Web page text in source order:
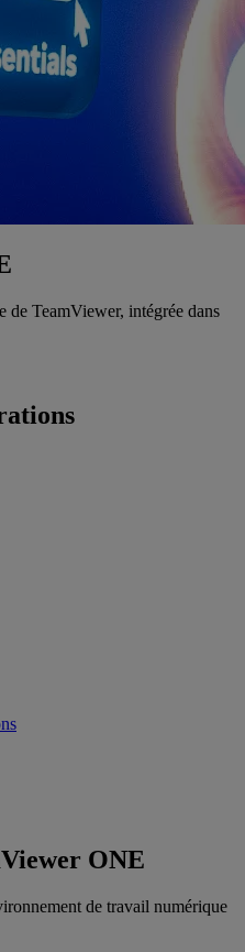
de TeamViewer, intégrée dans
ONE
de travail numérique